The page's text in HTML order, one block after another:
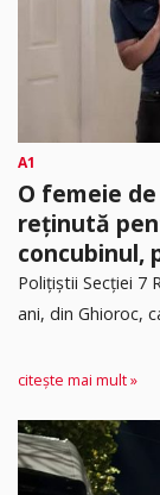
A1
O femeie
reținută
concubinul,
​Polițiștii Secției 7
ani, din Ghioroc,
citește mai mult »